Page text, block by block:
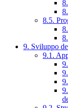
8.5.
9. Sviluppo
9.1.